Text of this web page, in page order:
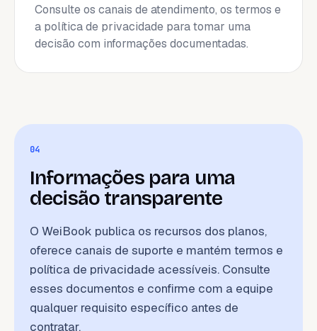
Consulte os canais de atendimento, os termos e
a política de privacidade para tomar uma
decisão com informações documentadas.
04
Informações para uma
decisão transparente
O WeiBook publica os recursos dos planos,
oferece canais de suporte e mantém termos e
política de privacidade acessíveis. Consulte
esses documentos e confirme com a equipe
qualquer requisito específico antes de
contratar.